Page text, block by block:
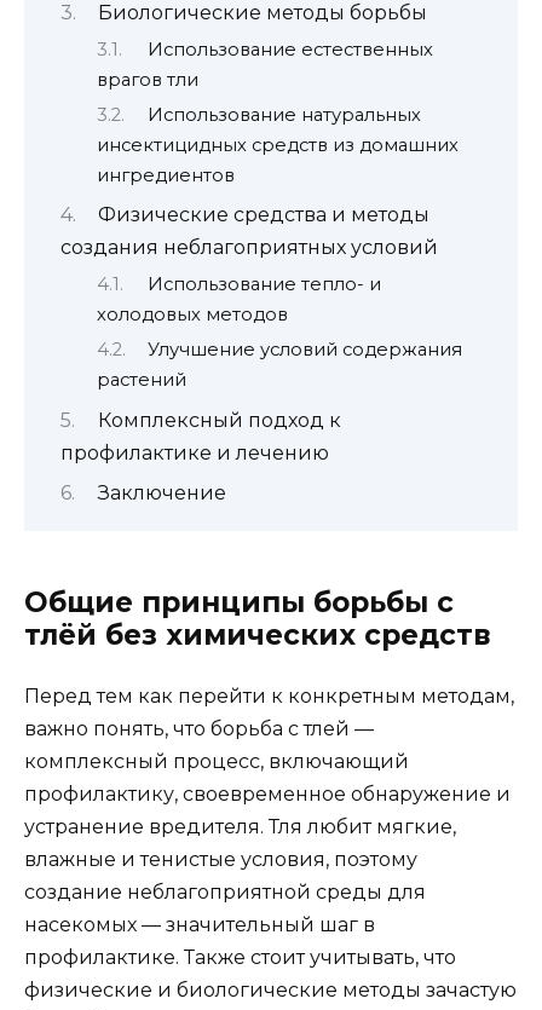
Биологические методы борьбы
Использование естественных
врагов тли
Использование натуральных
инсектицидных средств из домашних
ингредиентов
Физические средства и методы
создания неблагоприятных условий
Использование тепло- и
холодовых методов
Улучшение условий содержания
растений
Комплексный подход к
профилактике и лечению
Заключение
Общие принципы борьбы с
тлёй без химических средств
Перед тем как перейти к конкретным методам,
важно понять, что борьба с тлей —
комплексный процесс, включающий
профилактику, своевременное обнаружение и
устранение вредителя. Тля любит мягкие,
влажные и тенистые условия, поэтому
создание неблагоприятной среды для
насекомых — значительный шаг в
профилактике. Также стоит учитывать, что
физические и биологические методы зачастую